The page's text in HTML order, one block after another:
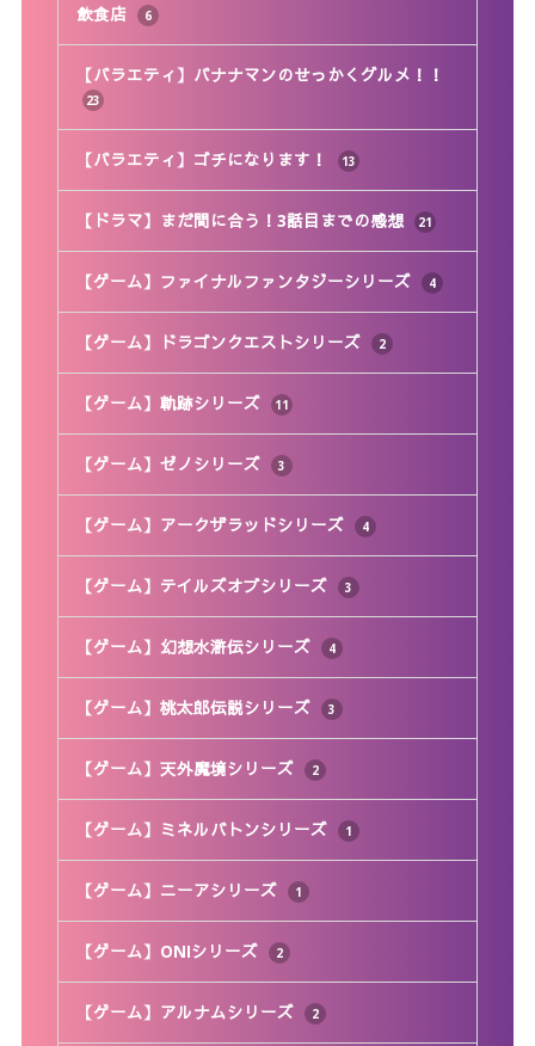
飲食店 6
【バラエティ】バナナマンのせっかくグルメ！！
23
【バラエティ】ゴチになります！ 13
【ドラマ】まだ間に合う！3話目までの感想 21
【ゲーム】ファイナルファンタジーシリーズ 4
【ゲーム】ドラゴンクエストシリーズ 2
【ゲーム】軌跡シリーズ 11
【ゲーム】ゼノシリーズ 3
【ゲーム】アークザラッドシリーズ 4
【ゲーム】テイルズオブシリーズ 3
【ゲーム】幻想水滸伝シリーズ 4
【ゲーム】桃太郎伝説シリーズ 3
【ゲーム】天外魔境シリーズ 2
【ゲーム】ミネルバトンシリーズ 1
【ゲーム】ニーアシリーズ 1
【ゲーム】ONIシリーズ 2
【ゲーム】アルナムシリーズ 2